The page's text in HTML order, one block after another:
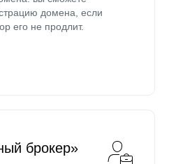
домена, если
его не продлит.
брокер»